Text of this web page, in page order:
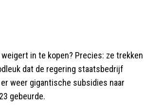
in te kopen? Precies: ze trekken
dat de regering staatsbedrijf
weer gigantische subsidies naar
gebeurde.